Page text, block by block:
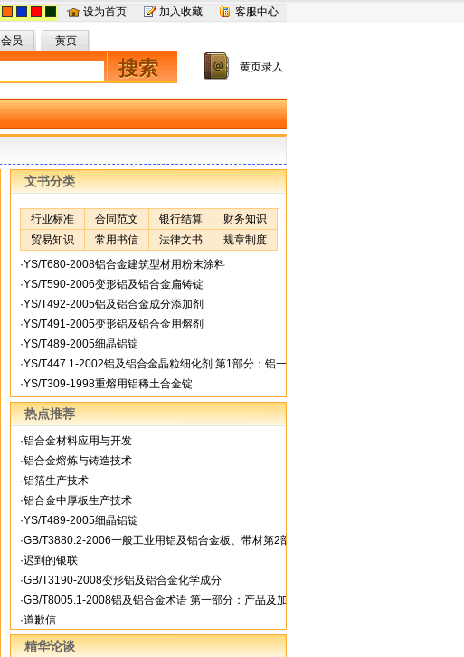
设为首页 加入收藏 客服中心
会员 黄页
搜索 黄页录入
文书分类
行业标准 合同范文 银行结算
财务知识
贸易知识
常用书信 法律文书
规章制度
·YS/T680-2008铝合金建筑型材用粉末涂料
·YS/T590-2006变形铝及铝合金扁铸锭
·YS/T492-2005铝及铝合金成分添加剂
·YS/T491-2005变形铝及铝合金用熔剂
·YS/T489-2005细晶铝锭
·YS/T447.1-2002铝及铝合金晶粒细化剂 第1部分：铝一钛一硼合金线材
·YS/T309-1998重熔用铝稀土合金锭
热点推荐
·铝合金材料应用与开发
·铝合金熔炼与铸造技术
·铝箔生产技术
·铝合金中厚板生产技术
·YS/T489-2005细晶铝锭
·GB/T3880.2-2006一般工业用铝及铝合金板、带材第2部分：力学性能
·迟到的银联
·GB/T3190-2008变形铝及铝合金化学成分
·GB/T8005.1-2008铝及铝合金术语 第一部分：产品及加工处理工艺
·道歉信
精华论谈